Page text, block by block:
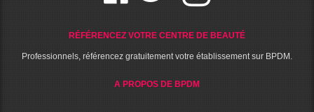
RÉFÉRENCEZ VOTRE CENTRE DE BEAUTÉ
Professionnels, référencez gratuitement votre établissement sur BPDM.
A PROPOS DE BPDM